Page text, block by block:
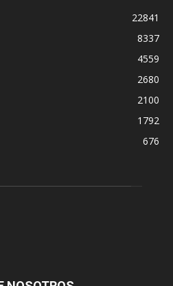
22841
8337
4559
2680
2100
1792
676